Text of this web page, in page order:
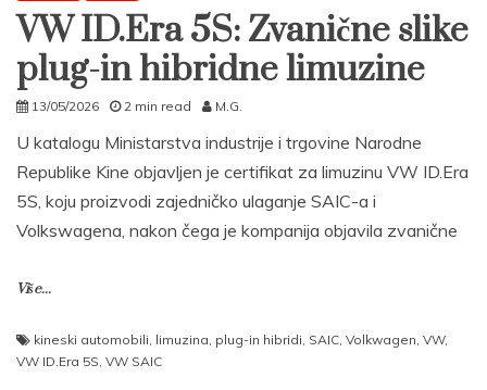
VW ID.Era 5S: Zvanične slike
plug-in hibridne limuzine
13/05/2026 2 min read M.G.
U katalogu Ministarstva industrije i trgovine Narodne
Republike Kine objavljen je certifikat za limuzinu VW ID.Era
5S, koju proizvodi zajedničko ulaganje SAIC-a i
Volkswagena, nakon čega je kompanija objavila zvanične
Više...
kineski automobili limuzina plug-in hibridi SAIC Volkwagen VW,
VW ID.Era 5S VW SAIC